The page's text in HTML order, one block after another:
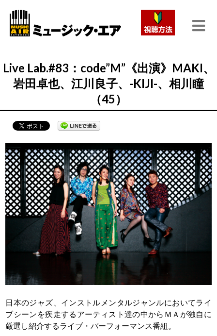
Live Lab.#83：code”M”《出演》MAKI、
岩田卓也、江川良子、-KIJI-、相川瞳
（45）
日本のジャズ、インストルメンタルジャンルにおいてライ
ブシーンを疾走するアーティスト達の中からＭＡが独自に
厳選し紹介するライブ・パーフォーマンス番組。